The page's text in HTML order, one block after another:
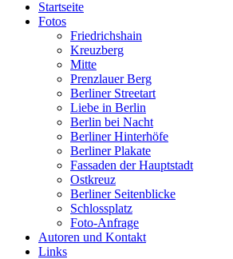
Startseite
Fotos
Friedrichshain
Kreuzberg
Mitte
Prenzlauer Berg
Berliner Streetart
Liebe in Berlin
Berlin bei Nacht
Berliner Hinterhöfe
Berliner Plakate
Fassaden der Hauptstadt
Ostkreuz
Berliner Seitenblicke
Schlossplatz
Foto-Anfrage
Autoren und Kontakt
Links